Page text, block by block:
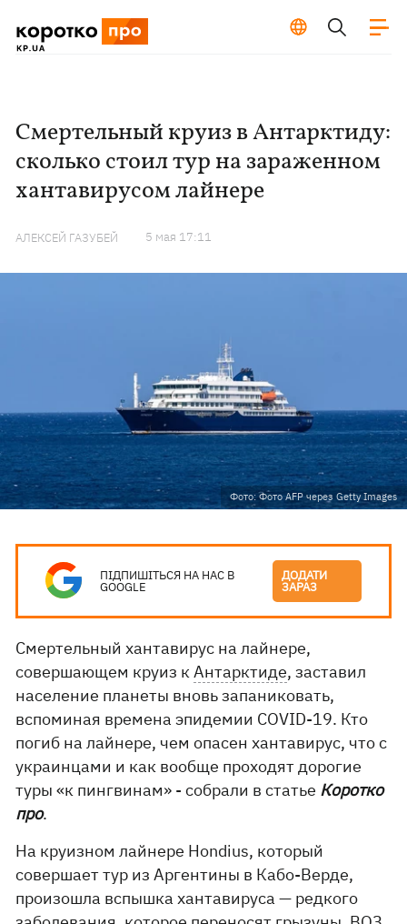
Смертельный круиз в Антарктиду:
сколько стоил тур на зараженном
хантавирусом лайнере
АЛЕКСЕЙ ГАЗУБЕЙ 5 мая 17:11
Фото: Фото AFP через Getty Images
ПІДПИШІТЬСЯ НА НАС В
GOOGLE
ДОДАТИ
ЗАРАЗ
Смертельный хантавирус на лайнере,
совершающем круиз кАнтарктиде, заставил
население планеты вновь запаниковать,
вспоминая времена эпидемии COVID-19. Кто
погиб на лайнере, чем опасен хантавирус, что с
украинцами и как вообще проходят дорогие
туры «к пингвинам» - собрали в статье Коротко
про.
На круизном лайнере Hondius, который
совершает тур из Аргентины в Кабо-Верде,
произошла вспышка хантавируса — редкого